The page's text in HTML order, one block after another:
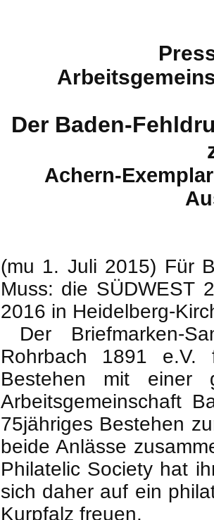
Der Baden-
Achern-
(mu 1. Juli 2015) Für
Muss: die SÜDWEST
2016 in Heidelberg-
Der Briefmarken-
Rohrbach 1891 e.V.
Bestehen mit einer
Arbeitsgemeinschaft
75jähriges Bestehen
beide Anlässe
PhilatelicSociety hat
sich daher auf ein
Kurpfalz freuen.